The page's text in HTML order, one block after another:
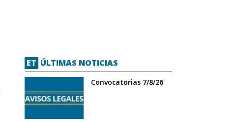
ET ÚLTIMAS NOTICIAS
Convocatorias 7/8/26